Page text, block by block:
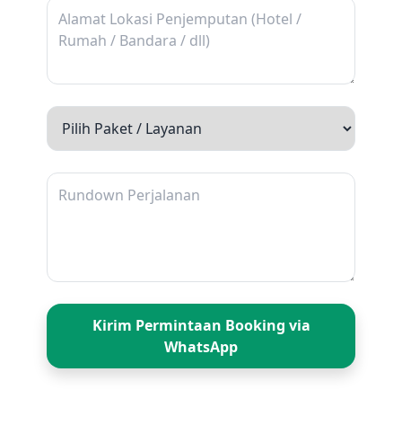
fleksibel, dan lebih bebas.
Destinasi wisata keluarga dengan konsep
wahana air, outbound, kebun buah, dan taman
edukasi.
2.Danau Seran
untuk bersantai dan naik perahu
Kawasan konservasi tanaman dengan taman
tematik, rumah kaca, dan area hijau yang asri
Kirim Permintaan Booking via
WhatsApp